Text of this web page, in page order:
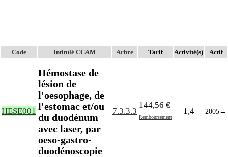
Code Intitulé CCAM Arbre Tarif Activité(s) Actif
HESE001
Hémostase de
lésion de
l'oesophage, de
l'estomac et/ou
du duodénum
avec laser, par
oeso-gastro-
duodénoscopie
7.3.3.3
144,56 €
Remboursement
1,4 2005→